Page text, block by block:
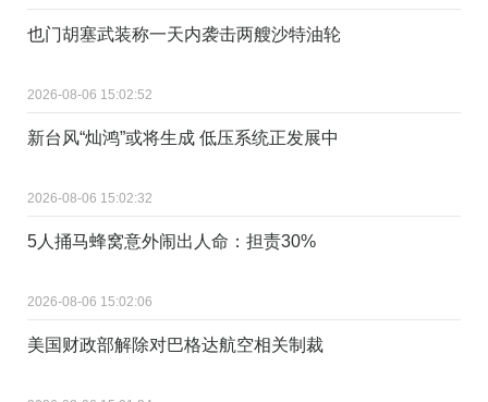
也门胡塞武装称一天内袭击两艘沙特油轮
2026-08-06 15:02:52
新台风“灿鸿”或将生成 低压系统正发展中
2026-08-06 15:02:32
5人捅马蜂窝意外闹出人命：担责30%
2026-08-06 15:02:06
美国财政部解除对巴格达航空相关制裁